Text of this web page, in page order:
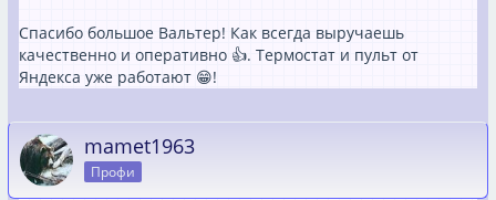
Спасибо большое Вальтер! Как всегда выручаешь
качественно и оперативно 👍. Термостат и пульт от
Яндекса уже работают 😁!
mamet1963
Профи